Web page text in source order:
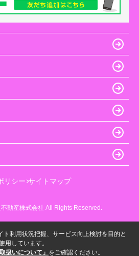
リシー サイトマップ
動産株式会社 All Rights Reserved.
ト利用状況把握、サービス向上検討を目的と
用しています。
扱いについて」 をご確認ください。